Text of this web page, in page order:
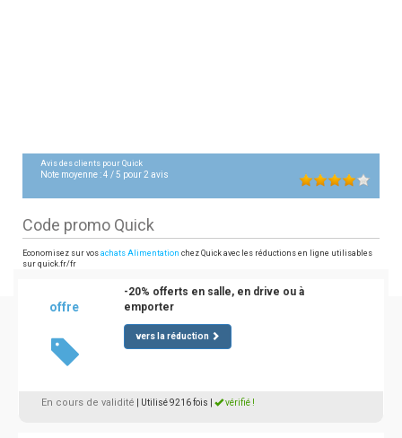
Avis des clients pour Quick
Note moyenne :4 /5 pour2 avis
Code promo Quick
Economisez sur vos achats Alimentation chez Quick avec les réductions en ligne utilisables
sur quick.fr/fr
offre
-20% offerts en salle, en drive ou à
emporter
vers la réduction
En cours de validité | Utilisé 9216 fois vérifié !